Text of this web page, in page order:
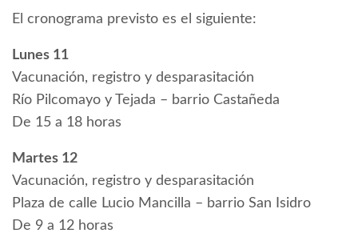
El cronograma previsto es el siguiente:
Lunes 11
Vacunación, registro y desparasitación
Río Pilcomayo y Tejada – barrio Castañeda
De 15 a 18 horas
Martes 12
Vacunación, registro y desparasitación
Plaza de calle Lucio Mancilla – barrio San Isidro
De 9 a 12 horas